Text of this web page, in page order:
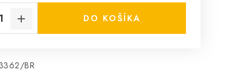
DO KOŠÍKA
BR